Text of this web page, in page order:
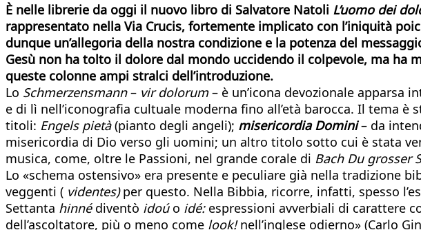
È nelle librerie da oggi il nuovo libro di Salvatore Natoli L’uomo dei
rappresentato nella Via Crucis, fortemente implicato con l’iniquità
dunque un’allegoria della nostra condizione e la potenza del
Gesù non ha tolto il dolore dal mondo uccidendo il colpevole, ma
queste colonne ampi stralci dell’introduzione.
Lo Schmerzensmann– vir dolorum– è un’icona devozionale apparsa
e di lì nell’iconografia cultuale moderna fino all’età barocca. Il tema
titoli: Engels pietà(pianto degli angeli); misericordia Domini– da
misericordia di Dio verso gli uomini; un altro titolo sotto cui è stata
musica, come, oltre le Passioni, nel grande corale di Bach Du grosser
Lo «schema ostensivo» era presente e peculiare già nella tradizione
veggenti ( videntes)per questo. Nella Bibbia, ricorre, infatti, spesso
Settanta hinnédiventò idoúo idé:espressioni avverbiali di carattere
dell’ascoltatore, più o meno come look!nell’inglese odierno» (Carlo